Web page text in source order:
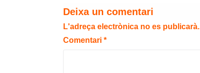
Deixa un comentari
L'adreça electrònica no es publicarà.
Comentari *